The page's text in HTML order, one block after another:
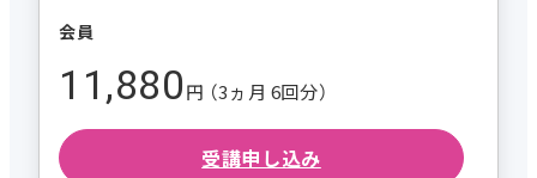
会員
11,880円 （3ヵ月 6回分）
受講申し込み